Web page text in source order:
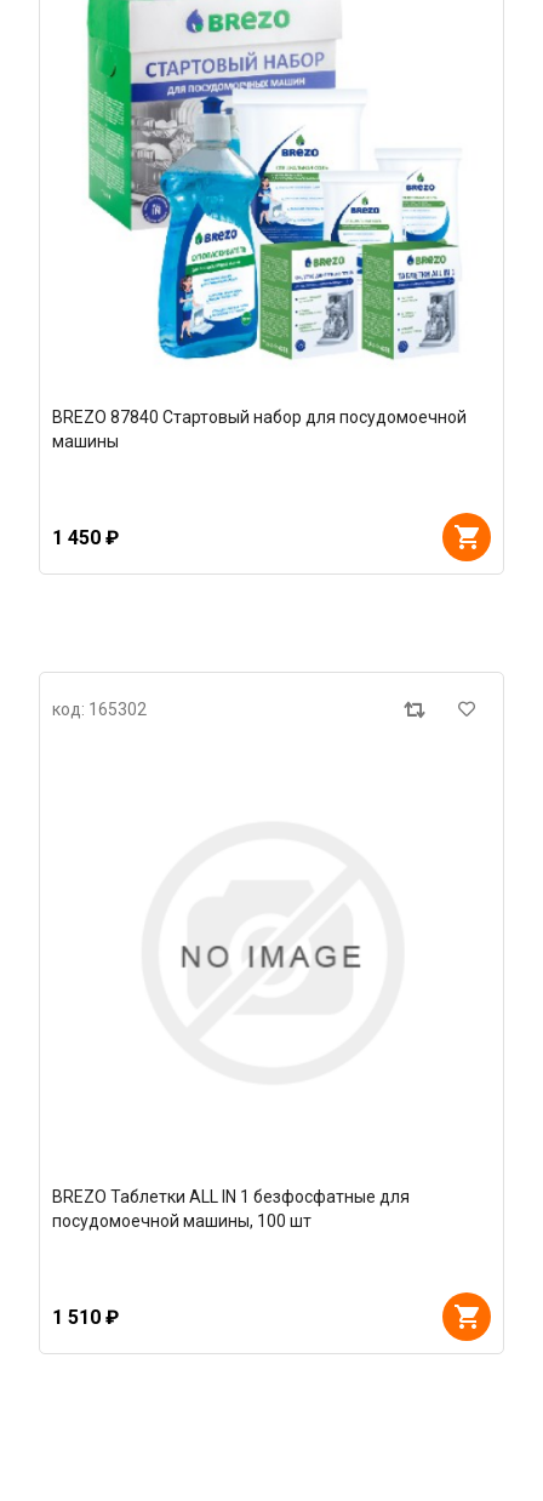
BREZO 87840 Стартовый набор для посудомоечной
машины
1 450 ₽
код: 165302
BREZO Таблетки ALL IN 1 безфосфатные для
посудомоечной машины, 100 шт
1 510 ₽